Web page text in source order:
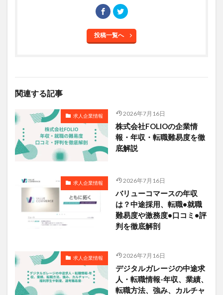
投稿一覧へ
関連する記事
求人企業情報 2026年7月16日
株式会社FOLIOの企業情
報・年収・転職難易度を徹
底解説
求人企業情報 2026年7月16日
バリューコマースの年収
は？中途採用、転職•就職
難易度や激務度•口コミ•評
判を徹底解剖
求人企業情報 2026年7月16日
デジタルガレージの中途求
人・転職情報-年収、業績、
転職方法、強み、カルチャ